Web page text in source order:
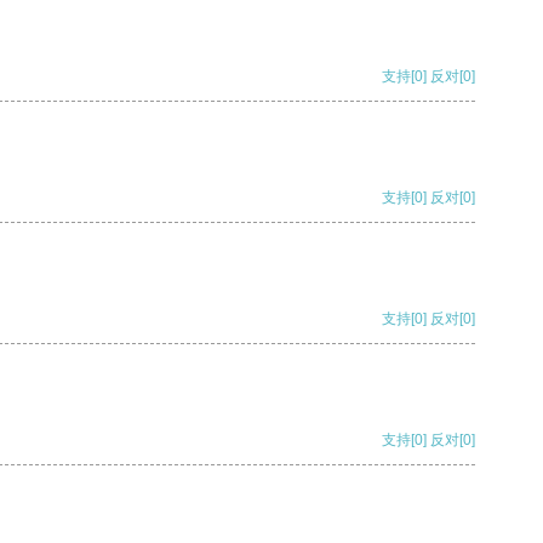
支持[0] 反对[0]
支持[0] 反对[0]
支持[0] 反对[0]
支持[0] 反对[0]